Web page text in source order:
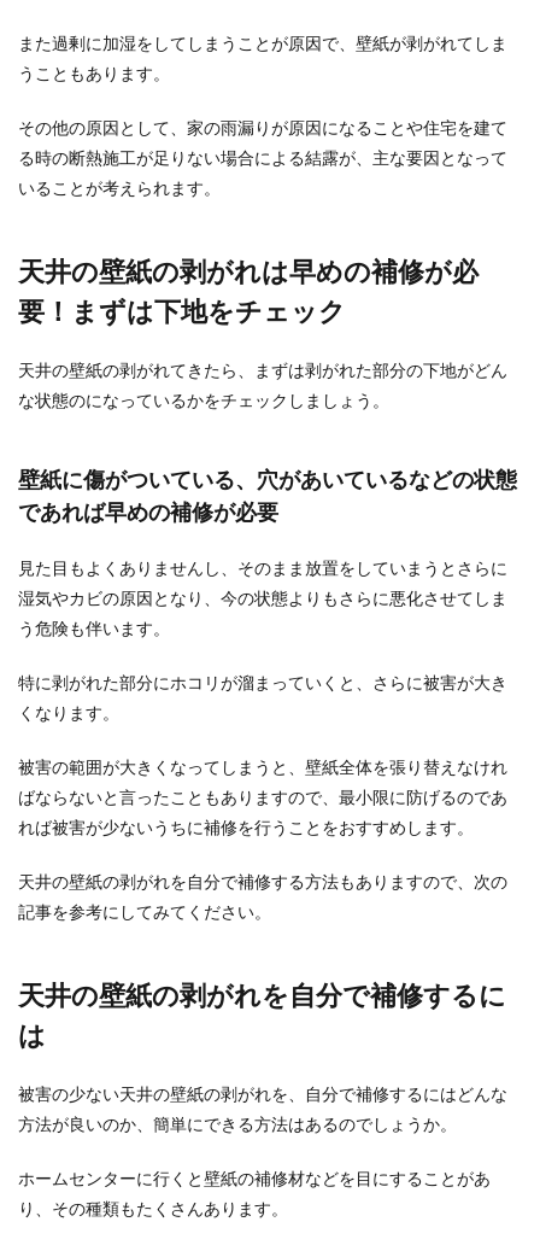
びる独特の感触がクセになりますよね。 最近では
湿気取りのための重曹の賢い使い方！
ジメジメとした季節には、部屋の中の湿度が気に
なります。お部屋の湿気取りには重曹が効果的、
という話を聞...
【服のハンドメイド】初心者向け生地
ハンドメイドブームで小物や服を手作りする方が
増えていますよね。 服を作ろうと思った時には手
た場合の対処法を紹介
ともあります...
バレエ（子供）の髪型のコツやポイン
トシニヨンヘアについて
ずシニヨンヘ...
ウォシュレットの水漏れが水抜き栓か
ら！対処法とトラブル予防法
ウォシュレットの水漏れは水抜き栓から発生する
ことが多いのです。水抜き栓とは、ウォシュレッ
また過剰に加湿をしてしまうことが原因で、壁紙が剥がれてしま
うこともあります。
その他の原因として、家の雨漏りが原因になることや住宅を建て
る時の断熱施工が足りない場合による結露が、主な要因となって
いることが考えられます。
天井の壁紙の剥がれは早めの補修が必
要！まずは下地をチェック
天井の壁紙の剥がれてきたら、まずは剥がれた部分の下地がどん
な状態のになっているかをチェックしましょう。
壁紙に傷がついている、穴があいているなどの状態
であれば早めの補修が必要
見た目もよくありませんし、そのまま放置をしていまうとさらに
湿気やカビの原因となり、今の状態よりもさらに悪化させてしま
う危険も伴います。
特に剥がれた部分にホコリが溜まっていくと、さらに被害が大き
くなります。
被害の範囲が大きくなってしまうと、壁紙全体を張り替えなけれ
ばならないと言ったこともありますので、最小限に防げるのであ
れば被害が少ないうちに補修を行うことをおすすめします。
天井の壁紙の剥がれを自分で補修する方法もありますので、次の
記事を参考にしてみてください。
天井の壁紙の剥がれを自分で補修するに
は
被害の少ない天井の壁紙の剥がれを、自分で補修するにはどんな
方法が良いのか、簡単にできる方法はあるのでしょうか。
ホームセンターに行くと壁紙の補修材などを目にすることがあ
り、その種類もたくさんあります。